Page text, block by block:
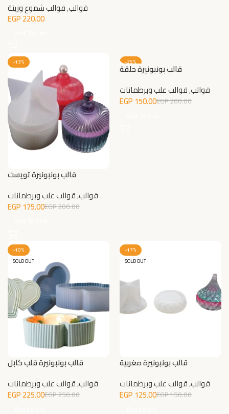
قوالب,قوالب شموع وزينة
220.00
EGP
-13%
قالب بونبونيرة تويست
قوالب,قوالب علب وبرطمانات
200.00
EGP
175.00
EGP
-25%
قالب بونبونيرة حلقة
قوالب,قوالب علب وبرطمانات
200.00
EGP
150.00
EGP
-10%
SOLD OUT
قالب بونبونيرة قلب كابل
قوالب,قوالب علب وبرطمانات
250.00
EGP
225.00
EGP
-17%
SOLD OUT
قالب بونبونيرة مغربية
قوالب,قوالب علب وبرطمانات
150.00
EGP
125.00
EGP